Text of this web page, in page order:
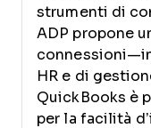
strumenti di
ADP propone
HR e di
QuickBooks è
per la facilità